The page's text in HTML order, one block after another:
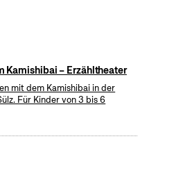
Kamishibai – Erzähltheater
mit dem Kamishibai in der
Für Kinder von 3 bis 6